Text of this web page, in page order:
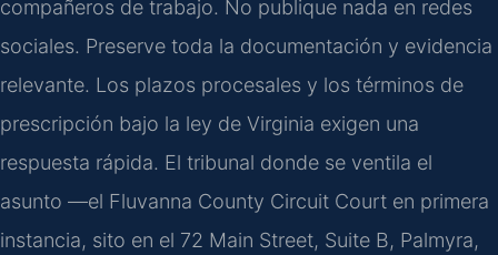
compañeros de trabajo. No publique nada en redes
sociales. Preserve toda la documentación y evidencia
relevante. Los plazos procesales y los términos de
prescripción bajo la ley de Virginia exigen una
respuesta rápida. El tribunal donde se ventila el
asunto —el Fluvanna County Circuit Court en primera
instancia, sito en el 72 Main Street, Suite B, Palmyra,